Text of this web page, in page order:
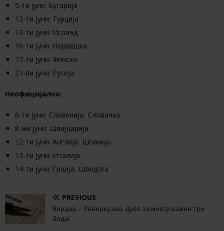
5-ти јуни: Бугарија
12-ти јуни: Турција
13-ти јуни: Исланд
16-ти јуни: Норвешка
17-ти јуни: Финска
21-ви јуни: Русија
Неофицијално:
6-ти јуни: Словенија, Словачка
8-ми јуни: Швајцарија
12-ти јуни: Англија, Шпанија
13-ти јуни: Италија
14-ти јуни: Грција, Шведска
PREVIOUS
Вердер – Леверкузен: Дуел за многу важни три
бода!